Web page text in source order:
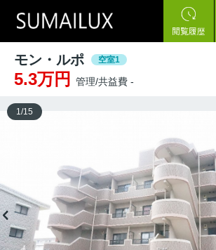
閲覧履歴
モン・ルポ 空室1
5.3万円 管理/共益費 -
1 /15